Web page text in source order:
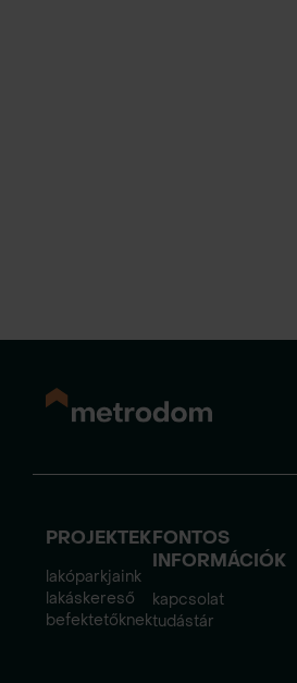
PROJEKTEK
lakóparkjaink
lakáskereső
befektetőknek
FONTOS
INFORMÁCIÓK
kapcsolat
tudástár